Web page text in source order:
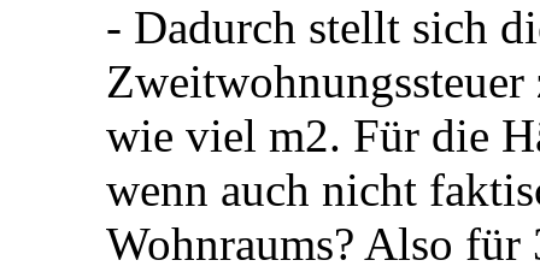
- Dadurch stellt sich
wie viel m2. Für die
wenn auch nicht
Wohnraums? Also für